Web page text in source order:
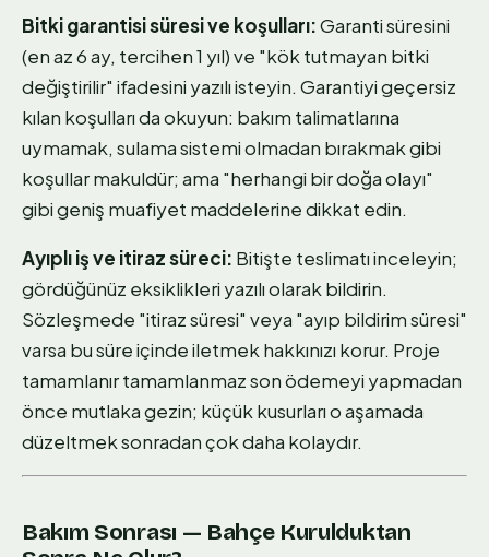
Bitki garantisi süresi ve koşulları:Garanti süresini
(en az 6 ay, tercihen 1 yıl) ve "kök tutmayan bitki
değiştirilir" ifadesini yazılı isteyin. Garantiyi geçersiz
kılan koşulları da okuyun: bakım talimatlarına
uymamak, sulama sistemi olmadan bırakmak gibi
koşullar makuldür; ama "herhangi bir doğa olayı"
gibi geniş muafiyet maddelerine dikkat edin.
Ayıplı iş ve itiraz süreci: Bitişte teslimatı inceleyin;
gördüğünüz eksiklikleri yazılı olarak bildirin.
Sözleşmede "itiraz süresi" veya "ayıp bildirim süresi"
varsa bu süre içinde iletmek hakkınızı korur. Proje
tamamlanır tamamlanmaz son ödemeyi yapmadan
önce mutlaka gezin; küçük kusurları o aşamada
düzeltmek sonradan çok daha kolaydır.
Bakım Sonrası — Bahçe Kurulduktan